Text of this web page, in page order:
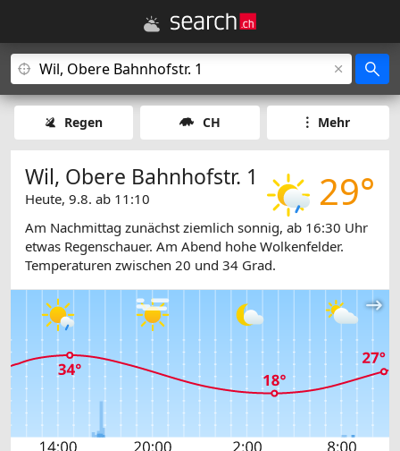
Regen CH Mehr
29°
Wil, Obere Bahnhofstr. 1
Heute, 9.8. ab 11:10
Am Nachmittag zunächst ziemlich sonnig, ab 16:30 Uhr
etwas Regenschauer. Am Abend hohe Wolkenfelder.
Temperaturen zwischen 20 und 34 Grad.